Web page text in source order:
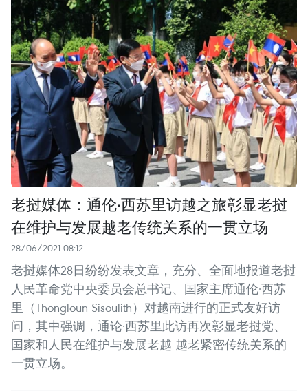
老挝媒体：通伦·西苏里访越之旅彰显老挝
在维护与发展越老传统关系的一贯立场
28/06/2021 08:12
老挝媒体28日纷纷发表文章，充分、全面地报道老挝
人民革命党中央委员会总书记、国家主席通伦·西苏
里（Thongloun Sisoulith）对越南进行的正式友好访
问，其中强调，通论·西苏里此访再次彰显老挝党、
国家和人民在维护与发展老越-越老紧密传统关系的
一贯立场。